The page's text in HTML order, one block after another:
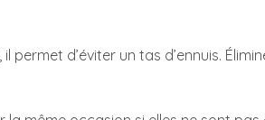
d’éviter un tas d’ennuis.